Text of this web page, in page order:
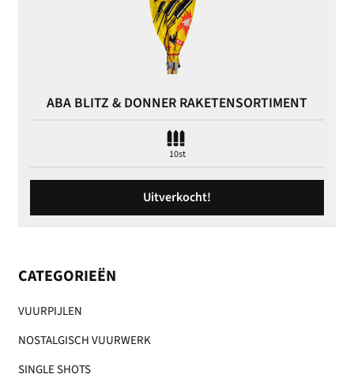
ABA BLITZ & DONNER RAKETENSORTIMENT
10st
Uitverkocht!
CATEGORIEËN
VUURPIJLEN
NOSTALGISCH VUURWERK
SINGLE SHOTS